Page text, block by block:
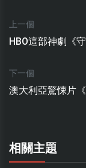
上一個
HBO這部神劇《
下一個
澳大利亞驚悚片
相關主題